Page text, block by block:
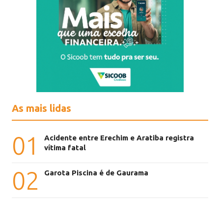
As mais lidas
01
Acidente entre Erechim e Aratiba registra
vítima fatal
02 Garota Piscina é de Gaurama